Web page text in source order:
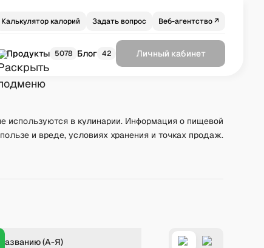
Калькулятор калорий Задать вопрос Веб-агентство ↗
Продукты 5078 Блог 42 Личный кабинет
используются в кулинарии. Информация о пищевой
и вреде, условиях хранения и точках продаж.
(А-Я)